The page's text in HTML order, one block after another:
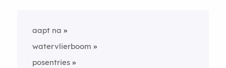
aapt na
watervlierboom
posentries